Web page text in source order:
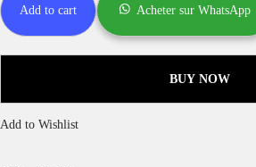
Add to cart Acheter sur WhatsApp
BUY NOW
Add to Wishlist